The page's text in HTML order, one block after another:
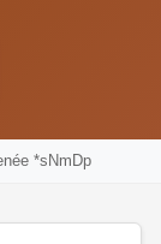
*sNmDp